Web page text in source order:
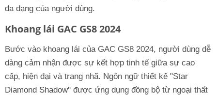
đa dạng của người dùng.
Khoang lái GAC GS8 2024
Bước vào khoang lái của GAC GS8 2024, người dùng dễ
dàng cảm nhận được sự kết hợp tinh tế giữa sự cao
cấp, hiện đại và trang nhã. Ngôn ngữ thiết kế "Star
Diamond Shadow" được ứng dụng đồng bộ từ ngoại thất